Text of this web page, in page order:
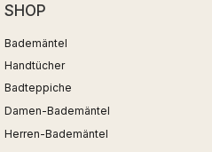
SHOP
Bademäntel
Handtücher
Badteppiche
Damen-Bademäntel
Herren-Bademäntel